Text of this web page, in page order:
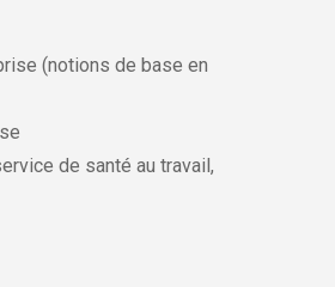
(notions de base en
de santé au travail,